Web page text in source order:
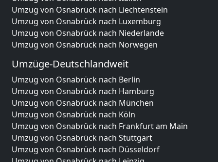
Umzug von Osnabrück nach Liechtenstein
Umzug von Osnabrück nach Luxemburg
Umzug von Osnabrück nach Niederlande
Umzug von Osnabrück nach Norwegen
Umzüge-Deutschlandweit
Umzug von Osnabrück nach Berlin
Umzug von Osnabrück nach Hamburg
Umzug von Osnabrück nach München
Umzug von Osnabrück nach Köln
Umzug von Osnabrück nach Frankfurt am Main
Umzug von Osnabrück nach Stuttgart
Umzug von Osnabrück nach Düsseldorf